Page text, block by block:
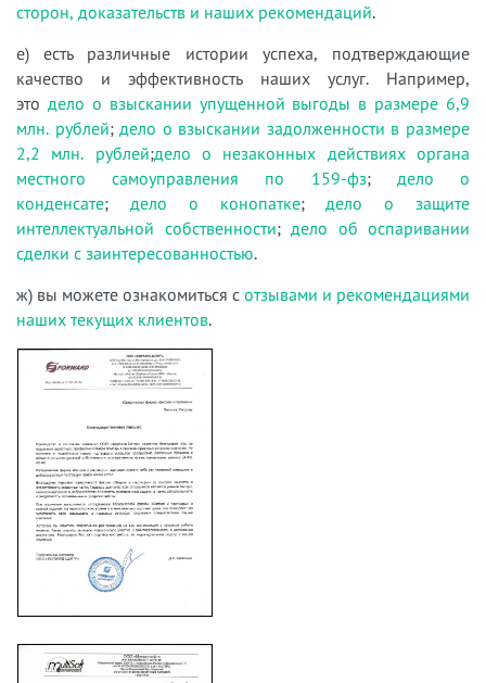
сторон, доказательств и наших рекомендаций.
е) есть различные истории успеха, подтверждающие
качество и эффективность наших услуг. Например,
это дело о взыскании упущенной выгоды в размере 6,9
млн. рублей;дело о взыскании задолженности в размере
2,2 млн. рублей;дело о незаконных действиях органа
местного самоуправления по 159-фз; дело о
конденсате; дело о конопатке;дело о защите
интеллектуальной собственности; дело об оспаривании
сделки с заинтересованностью.
ж) вы можете ознакомиться с отзывами и рекомендациями
наших текущих клиентов.